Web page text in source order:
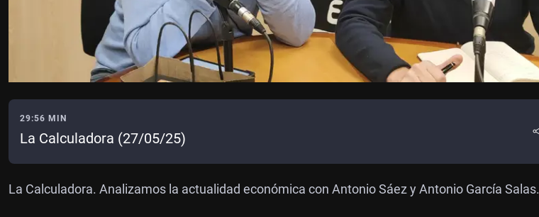
29:56 MIN
La Calculadora (27/05/25)
La Calculadora. Analizamos la actualidad económica con Antonio Sáez y Antonio García Salas.